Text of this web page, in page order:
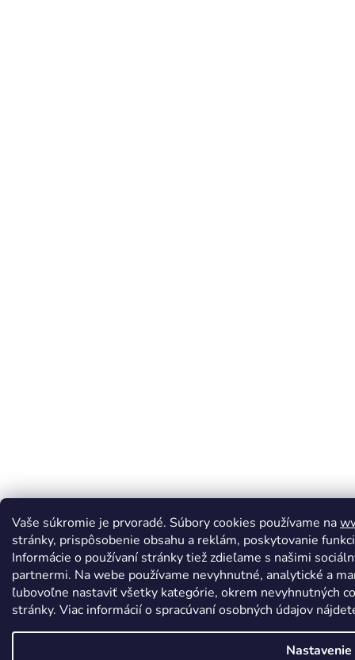
Vaše súkromie je prvoradé. Súbory cookies používame na
stránky, prispôsobenie obsahu a reklám, poskytovanie
Informácie o používaní stránky tiež zdieľame s našimi
partnermi. Na webe používame nevyhnutné, analytické a
ľubovoľne nastaviť všetky kategórie, okrem nevyhnutných
stránky. Viac informácií o spracúvaní osobných údajov
Nastavenie